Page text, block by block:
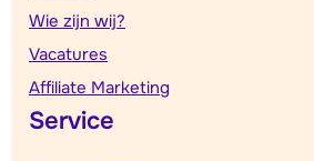
Wie zijn wij?
Vacatures
Affiliate Marketing
Service